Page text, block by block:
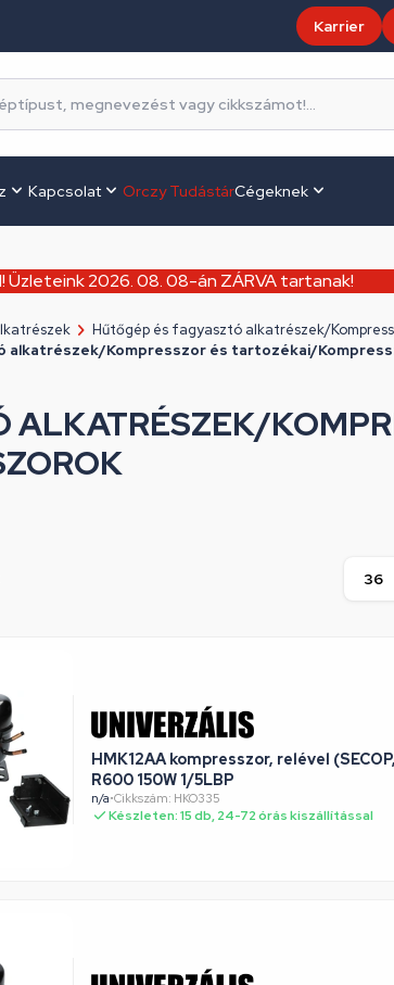
Karrier
Kapcsolat Orczy TudástárCégeknek
Üzleteink 2026. 08. 08-án ZÁRVA tartanak!
Hűtőgép és fagyasztó alkatrészek/
alkatrészek/Kompresszor és tartozékai/
ALKATRÉSZEK/
HMK12AA kompresszor, relével
R600 150W 1/5LBP
n/a•Cikkszám: HKO335
Készleten: 15 db, 24-72 órás kiszállítással